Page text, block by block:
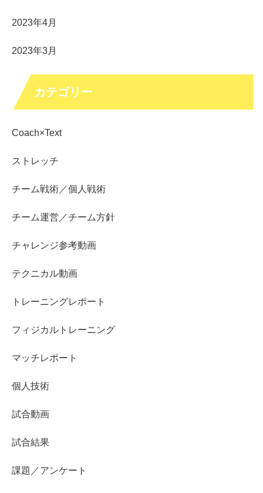
2023年4月
2023年3月
カテゴリー
Coach×Text
ストレッチ
チーム戦術／個人戦術
チーム運営／チーム方針
チャレンジ参考動画
テクニカル動画
トレーニングレポート
フィジカルトレーニング
マッチレポート
個人技術
試合動画
試合結果
課題／アンケート